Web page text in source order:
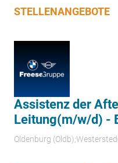
STELLENANGEBOTE
Assistenz der
Leitung(m/w/d) -
Oldenburg